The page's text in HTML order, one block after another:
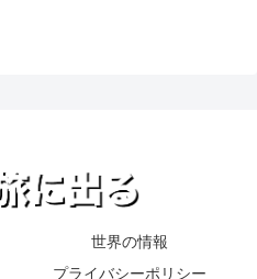
世界の情報
プライバシーポリシー